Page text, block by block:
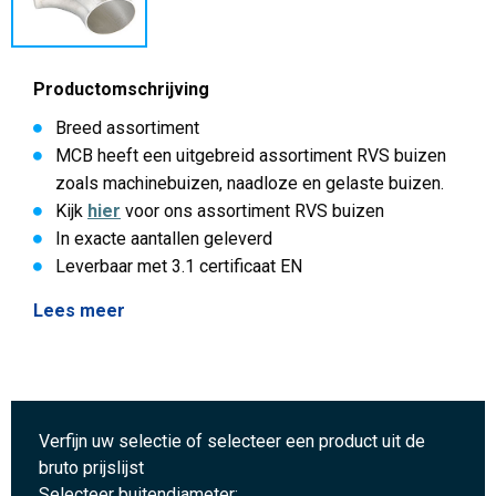
Productomschrijving
Breed assortiment
MCB heeft een uitgebreid assortiment RVS buizen
zoals machinebuizen, naadloze en gelaste buizen.
Kijk hier voor ons assortiment RVS buizen
In exacte aantallen geleverd
Leverbaar met 3.1 certificaat EN
Lees meer
Verfijn uw selectie of selecteer een product uit de
bruto prijslijst